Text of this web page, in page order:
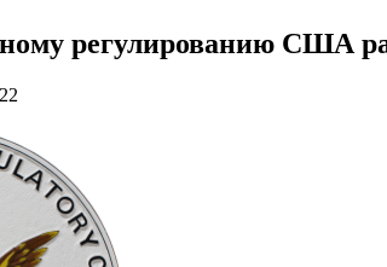
регулированию США